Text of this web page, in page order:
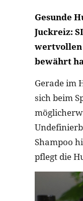
Gesunde
Juckreiz:
wertvollen
bewährt
Gerade im
sich beim
Shampoo
pflegt die